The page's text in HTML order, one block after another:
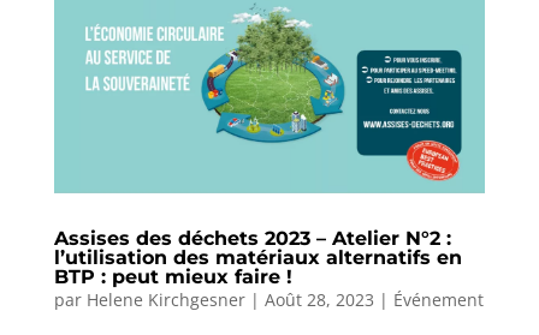
Assises des déchets 2023 – Atelier N°2 :
l’utilisation des matériaux alternatifs en
BTP : peut mieux faire !
par Helene Kirchgesner| Août 28, 2023 | Événement